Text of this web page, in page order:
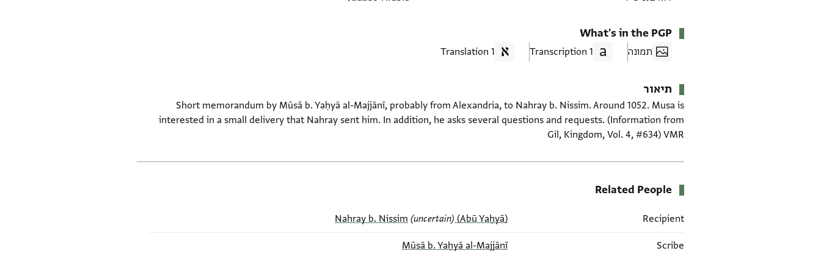
What's in the PGP
תמונה 1 Transcription
1 Translation
תיאור
Short memorandum by Mūsā b. Yaḥyā al-Majjānī, probably from Alexandria, to Nahray b. Nissim. Around 1052. Musa is
interested in a small delivery that Nahray sent him. In addition, he asks several questions and requests. (Information from
Gil, Kingdom, Vol. 4, #634) VMR
Related People
Recipient
(Abū Yaḥyā) Nahray b. Nissim
(uncertain)
Scribe
Mūsā b. Yaḥyā al-Majjānī